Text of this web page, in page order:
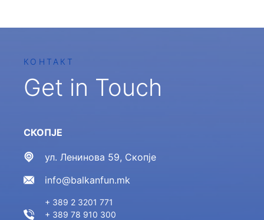
КОНТАКТ
Get in Touch
СКОПЈЕ
ул. Ленинова 59, Скопје
info@balkanfun.mk
+ 389 2 3201 771
+ 389 78 910 300